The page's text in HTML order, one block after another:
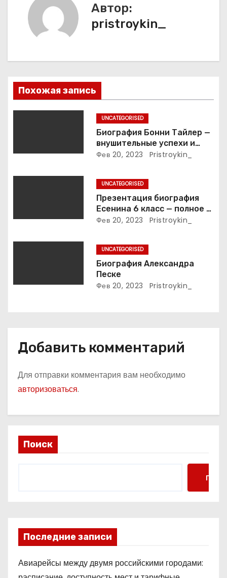
п
о
з
п
и
я
Автор:
pristroykin_
Похожая запись
UNCATEGORISED
Биография Бонни Тайлер —
внушительные успехи и
интимные подробности
Фев 20, 2023 Pristroykin_
UNCATEGORISED
Презентация биография
Есенина 6 класс — полное и
подробное описание жизни
Фев 20, 2023 Pristroykin_
UNCATEGORISED
Биография Александра
Песке
Фев 20, 2023 Pristroykin_
Добавить комментарий
Для отправки комментария вам необходимо
авторизоваться.
Поиск
Поиск
Последние записи
Авиарейсы между двумя российскими городами: